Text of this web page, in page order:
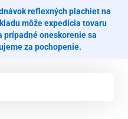
reflexných plachiet na
môže expedícia tovaru
prípadné oneskorenie sa
za pochopenie.